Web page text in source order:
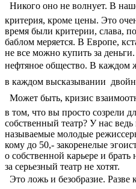
 Никого оно не волнует. В
критерия, кроме цены. Это
время были критерии, слава,
баблом меряется. В Европе,
не все можно купить за
нефтяное общество. В каждом
в каждом высказывании 
 Может быть, кризис
в том, что вы просто созрели
собственный театр? У нас ведь
называемые молодые
кому до 50,- закоренелые
о собственной карьере и брать
за серьезный театр не хотят.
 Это ложь и безобразие. Разве